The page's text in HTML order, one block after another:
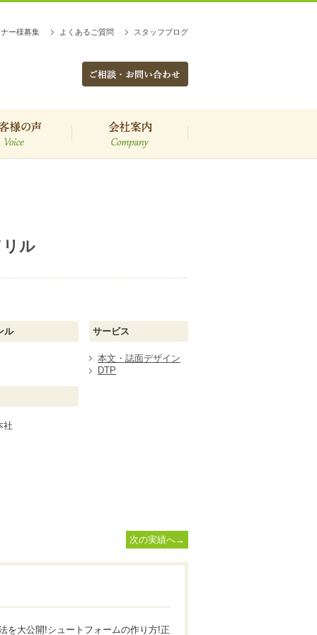
ー様募集 よくあるご質問 スタッフブログ
ル
ル
社
サービス
本文・誌面デザイン
DTP
次の実績へ→
を大公開!シュートフォームの作り方!正